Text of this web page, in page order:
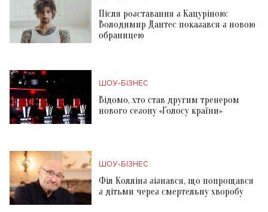
Після розставання з Кацуріною:
Володимир Дантес показався з новою
обраницею
ШОУ-БІЗНЕС
Відомо, хто став другим тренером
нового сезону «Голосу країни»
ШОУ-БІЗНЕС
Філ Коллінз зізнався, що попрощався
з дітьми через смертельну хворобу